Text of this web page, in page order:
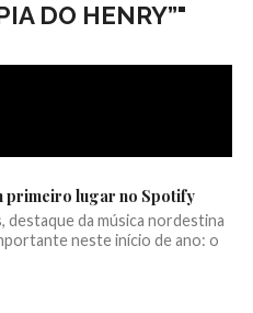
DO HENRY”"
primeiro lugar no Spotify
destaque da música nordestina
neste início de ano: o